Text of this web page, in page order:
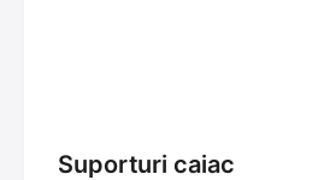
Suporturi caiac